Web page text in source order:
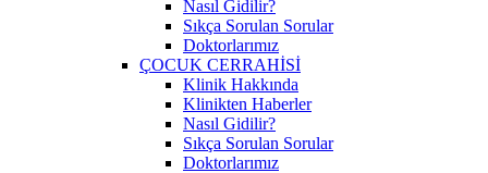
Nasıl Gidilir?
Sıkça Sorulan Sorular
Doktorlarımız
ÇOCUK CERRAHİSİ
Klinik Hakkında
Klinikten Haberler
Nasıl Gidilir?
Sıkça Sorulan Sorular
Doktorlarımız